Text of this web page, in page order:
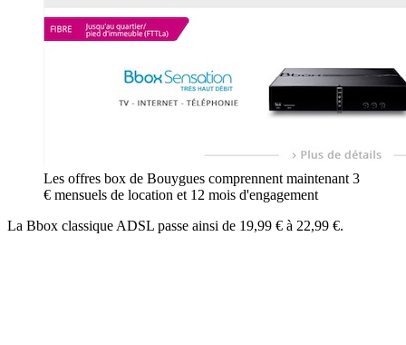
Les offres box de Bouygues comprennent maintenant 3
€ mensuels de location et 12 mois d'engagement
La Bbox classique ADSL passe ainsi de 19,99 € à 22,99 €.